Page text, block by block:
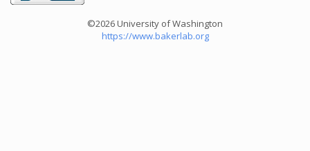
©2026 University of Washington
https://www.bakerlab.org